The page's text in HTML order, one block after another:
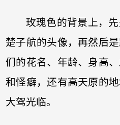
玫瑰色的背景上，
楚子航的头像，再然后
们的花名、年龄、身高
和怪癖，还有高天原的
大驾光临。